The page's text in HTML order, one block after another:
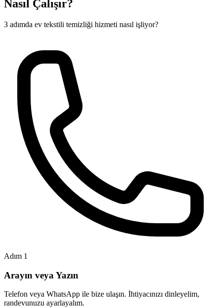
Nasıl Çalışır?
3 adımda ev tekstili temizliği hizmeti nasıl işliyor?
Adım 1
Arayın veya Yazın
Telefon veya WhatsApp ile bize ulaşın. İhtiyacınızı dinleyelim,
randevunuzu ayarlayalım.